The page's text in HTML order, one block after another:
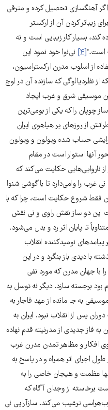
"اگر آهنگسازی تحصیل کرده و مترقی
زیباتر کردن آن از ارکستر
بسیار کار زیبایی است و نه
است."[۴]
نی‌نوا خود نمود این
از اسلوب مدرن ارکستراسیون،
نظردیالوگی که سازنده آن در اوج
موسیقی شرق و غرب ایجاد
چوپان را که یکی از بومی‌ترین
از روزهای پر هیاهوی ایران
آرایشی حساب شده ویولون و ویولون
آنها استوار است در مقام
ناروایی‌هایی حکایت می‌کند که
غرب را وامی‌دارد تا با گوشی شنوا
فقط شروع حکایت است، چرا که با
این دو ساز نقش راوی و نی نقش
تا پایان اثر رد و بدل می‌شود.
نومیدکننده انقلاب
با دیدی باز بنگرد و در این
با جهان مدرن که مورد نفی
بود برجسته سازد. دیگر نه توسل به
به جا مانده از عهد قاجار به
پس از انقلاب نبود. ایران به
فاز جدیدی از مدرنیته قدم نهاده
افکار و مظاهر تمدن مدرن غرب
اجرای اثر همراه و در پاسخ به
عظمت و هیجان خاصی را به
برخاسته از وجدان آگاه که
ترغیب می‌کند. سازآرایی نی